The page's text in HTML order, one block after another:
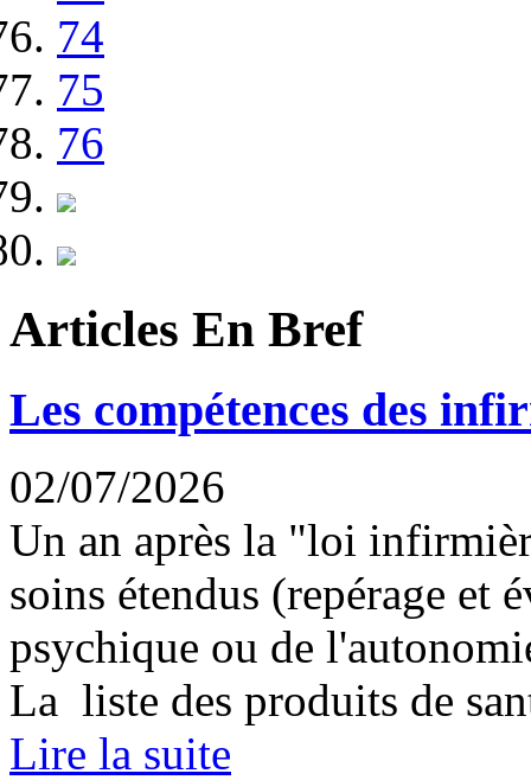
74
75
76
Articles En Bref
Les compétences des
02/07/2026
Un an après la "loi
soins étendus (repérage et
psychique ou de
La liste des produits de
Lire la suite